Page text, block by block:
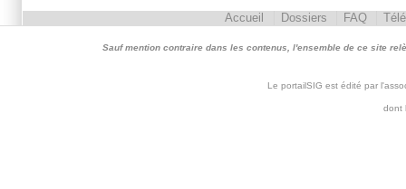
Accueil Dossiers FAQ
Sauf mention contraire dans les contenus, l'ensemble de ce site
Le portailSIG est édité par
dont